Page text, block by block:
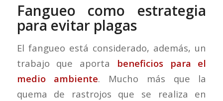
Fangueo como estrategia
para evitar plagas
El fangueo está considerado, además, un
trabajo que aporta beneficios para el
medio ambiente. Mucho más que la
quema de rastrojos que se realiza en